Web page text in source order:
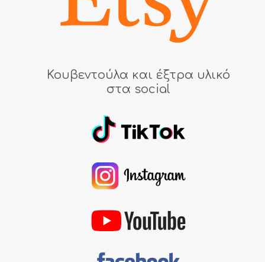
Κουβεντούλα και έξτρα υλικό
στα social